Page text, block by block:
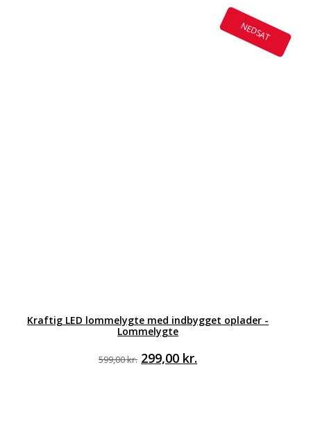
NEDSAT
Kraftig LED lommelygte med indbygget oplader -
Lommelygte
599,00kr. Den
299,00 kr.